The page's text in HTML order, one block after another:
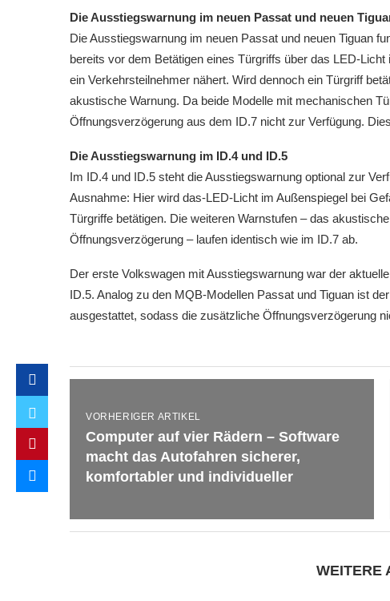
Die Ausstiegswarnung im neuen Passat und neuen
Die Ausstiegswarnung im neuen Passat und neuen Tiguan
bereits vor dem Betätigen eines Türgriffs über das LED-
ein Verkehrsteilnehmer nähert. Wird dennoch ein Türgriff
akustische Warnung. Da beide Modelle mit mechanischen
Öffnungsverzögerung aus dem ID.7 nicht zur Verfügung.
Die Ausstiegswarnung im ID.4 und ID.5
Im ID.4 und ID.5 steht die Ausstiegswarnung optional zur
Ausnahme: Hier wird das-LED-Licht im Außenspiegel bei
Türgriffe betätigen. Die weiteren Warnstufen – das
Öffnungsverzögerung – laufen identisch wie im ID.7 ab.
Der erste Volkswagen mit Ausstiegswarnung war der
ID.5. Analog zu den MQB-Modellen Passat und Tiguan ist
ausgestattet, sodass die zusätzliche Öffnungsverzögerung
VORHERIGER ARTIKEL
Computer auf vier Rädern – Software
macht das Autofahren sicherer,
komfortabler und individueller
WEITERE